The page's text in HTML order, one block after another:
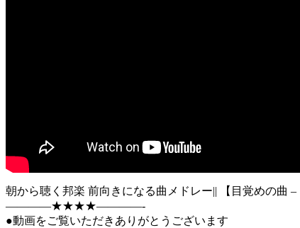
朝から聴く邦楽 前向きになる曲メドレー|| 【目覚めの曲
————★★★★————-
●動画をご覧いただきありがとうございます